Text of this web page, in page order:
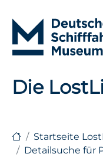
Die
Startseite
Detailsuche für